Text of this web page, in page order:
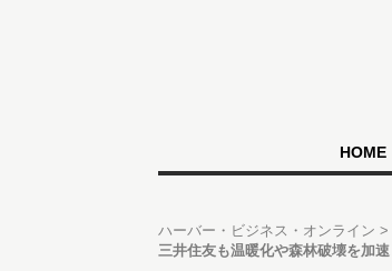
HOME
ハーバー・ビジネス・オンライン
三井住友も温暖化や森林破壊を加速